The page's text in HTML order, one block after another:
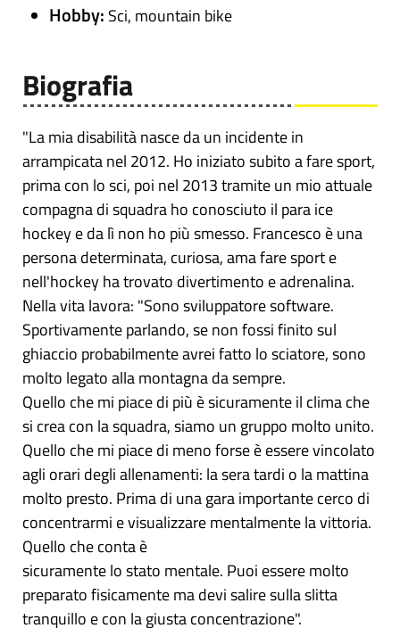
Hobby: Sci, mountain bike
Biografia
"La mia disabilità nasce da un incidente in
arrampicata nel 2012. Ho iniziato subito a fare sport,
prima con lo sci, poi nel 2013 tramite un mio attuale
compagna di squadra ho conosciuto il para ice
hockey e da lì non ho più smesso. Francesco è una
persona determinata, curiosa, ama fare sport e
nell'hockey ha trovato divertimento e adrenalina.
Nella vita lavora: "Sono sviluppatore software.
Sportivamente parlando, se non fossi finito sul
ghiaccio probabilmente avrei fatto lo sciatore, sono
molto legato alla montagna da sempre.
Quello che mi piace di più è sicuramente il clima che
si crea con la squadra, siamo un gruppo molto unito.
Quello che mi piace di meno forse è essere vincolato
agli orari degli allenamenti: la sera tardi o la mattina
molto presto. Prima di una gara importante cerco di
concentrarmi e visualizzare mentalmente la vittoria.
Quello che conta è
sicuramente lo stato mentale. Puoi essere molto
preparato fisicamente ma devi salire sulla slitta
tranquillo e con la giusta concentrazione".